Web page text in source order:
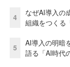
4
なぜAI導入の
組織をつくる
5
AI導入の明暗
語る「AI時代